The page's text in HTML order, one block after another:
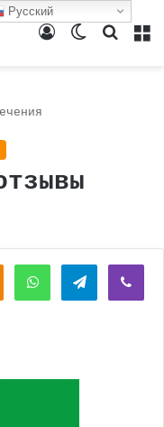
Поиск
Switch
Войти
Одноклассники
WhatsAppTelegram
почту
Русский